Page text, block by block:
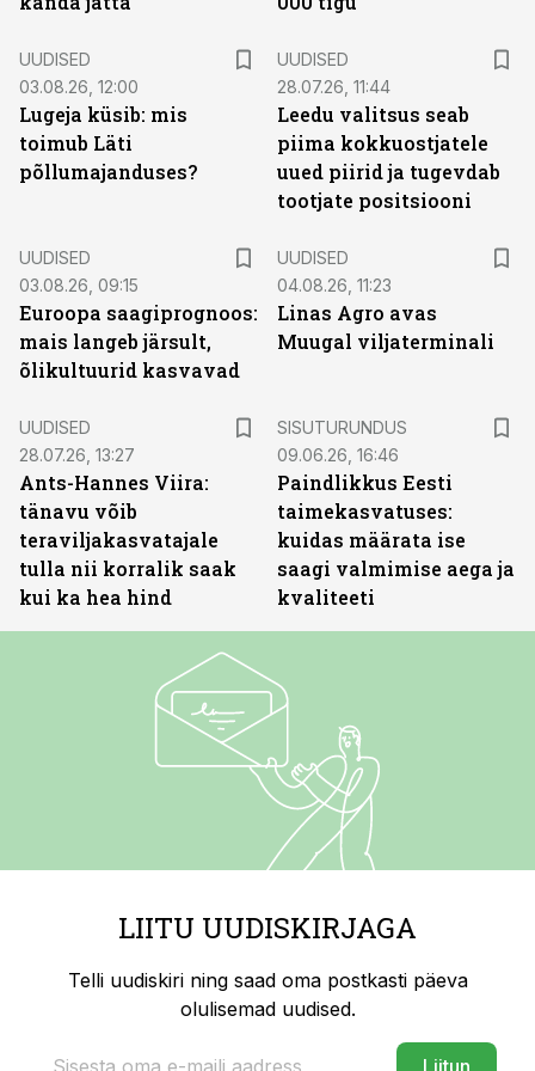
UUDISED
03.08.26, 12:00
Lugeja küsib: mis
toimub Läti
põllumajanduses?
UUDISED
28.07.26, 11:44
Leedu valitsus seab
piima kokkuostjatele
uued piirid ja tugevdab
tootjate positsiooni
UUDISED
03.08.26, 09:15
Euroopa saagiprognoos:
mais langeb järsult,
õlikultuurid kasvavad
UUDISED
04.08.26, 11:23
Linas Agro avas
Muugal viljaterminali
UUDISED
28.07.26, 13:27
Ants-Hannes Viira:
tänavu võib
teraviljakasvatajale
tulla nii korralik saak
kui ka hea hind
SISUTURUNDUS
09.06.26, 16:46
Paindlikkus Eesti
taimekasvatuses:
kuidas määrata ise
saagi valmimise aega ja
kvaliteeti
LIITU UUDISKIRJAGA
Telli uudiskiri ning saad oma postkasti päeva
olulisemad uudised.
Liitun